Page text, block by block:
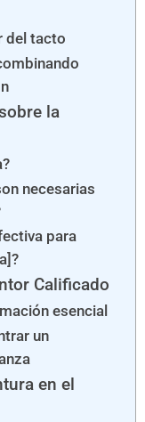
del tacto
la
necesarias
para
Calificado
esencial
un
en el